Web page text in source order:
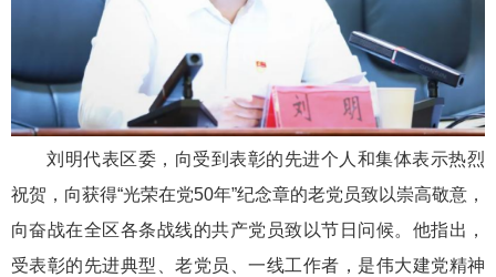
刘明代表区委，向受到表彰的先进个人和集体表示热烈
祝贺，向获得“光荣在党50年”纪念章的老党员致以崇高敬意，
向奋战在全区各条战线的共产党员致以节日问候。他指出，
受表彰的先进典型、老党员、一线工作者，是伟大建党精神